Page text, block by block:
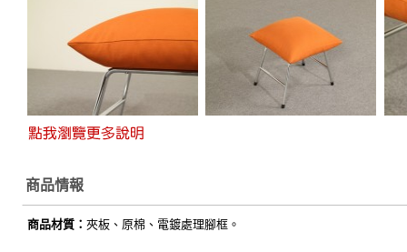
商品情報
商品材質： 夾板、原棉、電鍍處理腳框。